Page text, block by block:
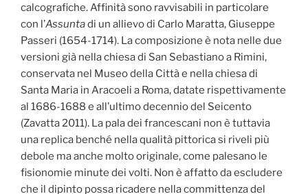
calcografiche. Affinità sono ravvisabili in particolare
con l’Assuntadi un allievo di Carlo Maratta, Giuseppe
Passeri (1654-1714). La composizione è nota nelle due
versioni già nella chiesa di San Sebastiano a Rimini,
conservata nel Museo della Città e nella chiesa di
Santa Maria in Aracoeli a Roma, datate rispettivamente
al 1686-1688 e all’ultimo decennio del Seicento
(Zavatta 2011). La pala dei francescani non è tuttavia
una replica benché nella qualità pittorica si riveli più
debole ma anche molto originale, come palesano le
fisionomie minute dei volti. Non è affatto da escludere
che il dipinto possa ricadere nella committenza del